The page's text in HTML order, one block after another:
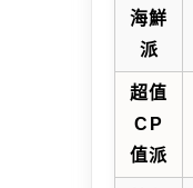
海鮮
派
超值
CP
值派